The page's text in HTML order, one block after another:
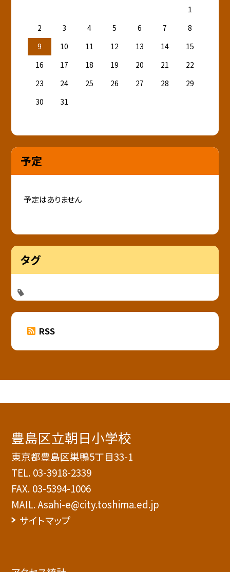
1
2
3 4 5 6 7
8
9
10 11 12 13 14
15
16
17 18 19 20 21
22
23
24 25 26 27 28
29
30
31
予定
予定はありません
タグ
RSS
豊島区立朝日小学校
東京都豊島区巣鴨5丁目33-1
TEL. 03-3918-2339
FAX. 03-5394-1006
MAIL. Asahi-e@city.toshima.ed.jp
サイトマップ